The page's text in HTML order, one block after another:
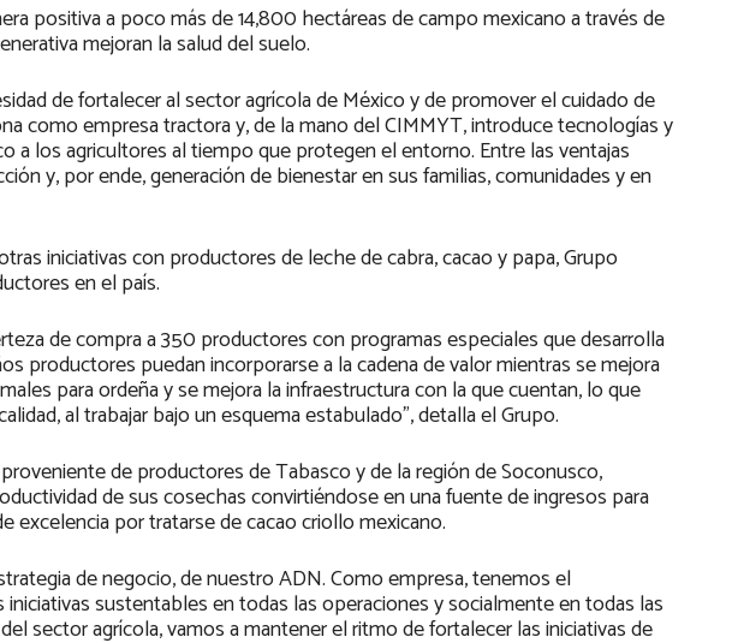
positiva a poco más de 14,800 hectáreas de campo mexicano a través de
mejoran la salud del suelo.
de fortalecer al sector agrícola de México y de promover el cuidado de
como empresa tractora y, de la mano del CIMMYT, introduce tecnologías y
a los agricultores al tiempo que protegen el entorno. Entre las ventajas
y, por ende, generación de bienestar en sus familias, comunidades y en
iniciativas con productores de leche de cabra, cacao y papa, Grupo
en el país.
de compra a 350 productores con programas especiales que desarrolla
productores puedan incorporarse a la cadena de valor mientras se mejora
para ordeña y se mejora la infraestructura con la que cuentan, lo que
al trabajar bajo un esquema estabulado”, detalla el Grupo.
de productores de Tabasco y de la región de Soconusco,
de sus cosechas convirtiéndose en una fuente de ingresos para
excelencia por tratarse de cacao criollo mexicano.
de negocio, de nuestro ADN. Como empresa, tenemos el
sustentables en todas las operaciones y socialmente en todas las
sector agrícola, vamos a mantener el ritmo de fortalecer las iniciativas de